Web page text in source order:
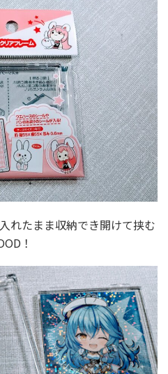
れたまま収納でき開けて挟む
！